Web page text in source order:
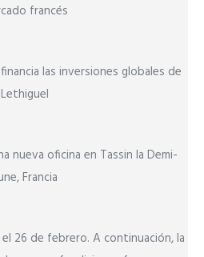
francés
las inversiones globales de
Lethiguel
nueva oficina en Tassin la Demi-
Francia
26 de febrero. A continuación, la